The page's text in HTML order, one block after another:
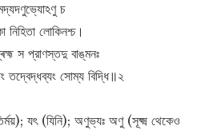
চ
নিহিতা লোকিনশ্চ।
স প্রাণস্তদু বাঙ্‌মনঃ
সোম্য বিদ্ধি॥২
যৎ (যিনি); অণুভ্যঃ অণু (সূক্ষ্ম থেকেও